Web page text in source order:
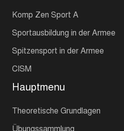
Komp Zen Sport A
Sportausbildung in der Armee
Spitzensport in der Armee
CISM
Hauptmenu
Theoretische Grundlagen
Übungssammlung